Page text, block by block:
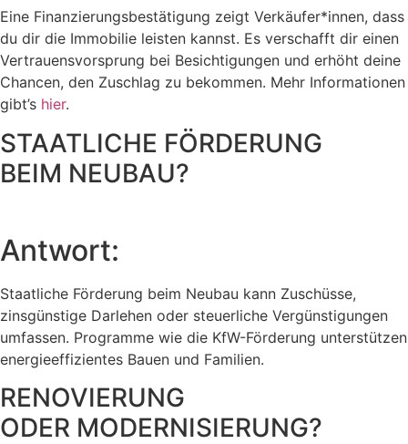
Eine Finanzierungsbestätigung zeigt Verkäufer*innen, dass
du dir die Immobilie leisten kannst. Es verschafft dir einen
Vertrauensvorsprung bei Besichtigungen und erhöht deine
Chancen, den Zuschlag zu bekommen. Mehr Informationen
gibt’s hier.
STAATLICHE FÖRDERUNG
BEIM NEUBAU?
Antwort:
Staatliche Förderung beim Neubau kann Zuschüsse,
zinsgünstige Darlehen oder steuerliche Vergünstigungen
umfassen. Programme wie die KfW-Förderung unterstützen
energieeffizientes Bauen und Familien.
RENOVIERUNG
ODER MODERNISIERUNG?